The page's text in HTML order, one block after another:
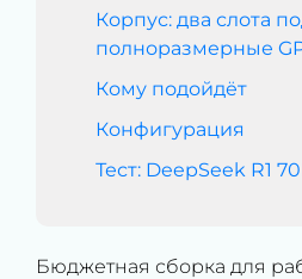
Корпус: два слота
полноразмерные
Кому подойдёт
Конфигурация
Тест: DeepSeek R1
Бюджетная сборка для